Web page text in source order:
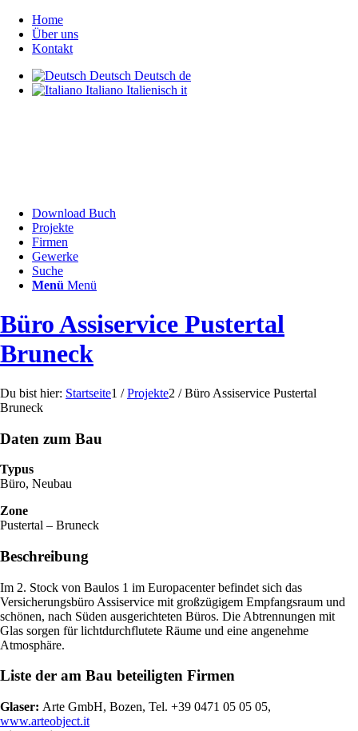
Home
Über uns
Kontakt
Deutsch Deutsch de
Italiano Italienisch it
Download Buch
Projekte
Firmen
Gewerke
Suche
Menü Menü
Büro Assiservice Pustertal
Bruneck
Du bist hier: Startseite1 / Projekte2 / Büro Assiservice Pustertal
Bruneck
Daten zum Bau
Typus
Büro, Neubau
Zone
Pustertal – Bruneck
Beschreibung
Im 2. Stock von Baulos 1 im Europacenter befindet sich das
Versicherungsbüro Assiservice mit großzügigem Empfangsraum und
schönen, nach Süden ausgerichteten Büros. Die Abtrennungen mit
Glas sorgen für lichtdurchflutete Räume und eine angenehme
Atmosphäre.
Liste der am Bau beteiligten Firmen
Glaser: Arte GmbH, Bozen, Tel. +39 0471 05 05 05,
www.arteobject.it